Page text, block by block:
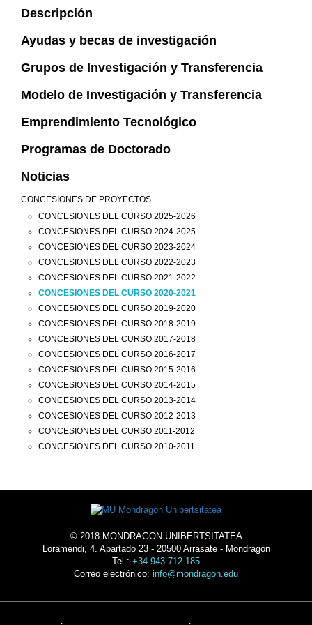
Descripción
Ayudas y becas de investigación
Grupos de Investigación y Transferencia
Modelo de Investigación y Transferencia
Emprendimiento Tecnológico
Programas de Doctorado
Noticias
CONCESIONES DE PROYECTOS
CONCESIONES DEL CURSO 2025-2026
CONCESIONES DEL CURSO 2024-2025
CONCESIONES DEL CURSO 2023-2024
CONCESIONES DEL CURSO 2022-2023
CONCESIONES DEL CURSO 2021-2022
CONCESIONES DEL CURSO 2020-2021
CONCESIONES DEL CURSO 2019-2020
CONCESIONES DEL CURSO 2018-2019
CONCESIONES DEL CURSO 2017-2018
CONCESIONES DEL CURSO 2016-2017
CONCESIONES DEL CURSO 2015-2016
CONCESIONES DEL CURSO 2014-2015
CONCESIONES DEL CURSO 2013-2014
CONCESIONES DEL CURSO 2012-2013
CONCESIONES DEL CURSO 2011-2012
CONCESIONES DEL CURSO 2010-2011
© 2018 MONDRAGON UNIBERTSITATEA
Loramendi, 4. Apartado 23 - 20500 Arrasate - Mondragón
Tel.: +34 943 712 185
Correo electrónico: info@mondragon.edu